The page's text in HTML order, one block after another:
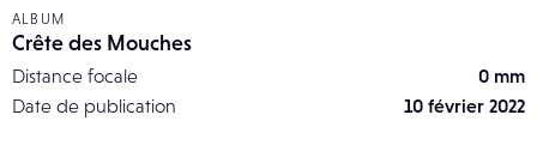
ALBUM
Crête des Mouches
Distance focale
0 mm
Date de publication
10 février 2022